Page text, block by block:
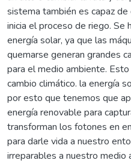
sistema también es capaz
inicia el proceso de riego. Se
energía solar, ya que las
quemarse generan grandes
para el medio ambiente.
cambio climático. la energía
por esto que tenemos que
energía renovable para
transforman los fotones en
para darle vida a nuestro
irreparables a nuestro medio